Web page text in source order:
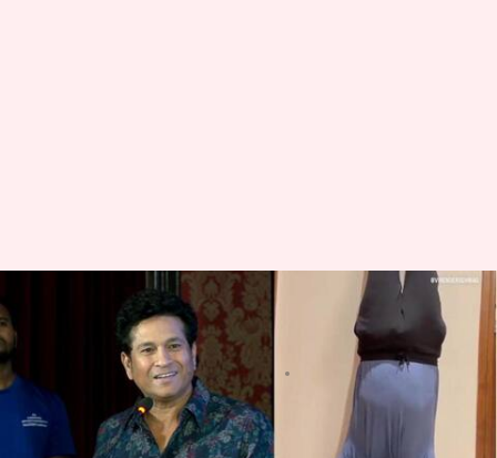
అదిరిపోయే స్టైల్‌లో సచిన్ కు
శుభాకాంక్షలు తెలిపిన సెహ్వాగ్
Jayachandra Akuri Apr 24, 2023 04:01 pm
ఈ వార్తాకథనం ఏంటి